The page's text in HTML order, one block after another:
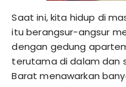
Saat ini, kita hidup di
itu berangsur-angsur
dengan gedung
terutama di dalam dan
Barat menawarkan